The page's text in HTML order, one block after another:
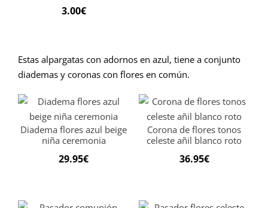
3.00€
Estas alpargatas con adornos en azul, tiene a conjunto
diademas y coronas con flores en común.
Diadema flores azul beige
niña ceremonia
29.95€
Corona de flores tonos
celeste añil blanco roto
36.95€